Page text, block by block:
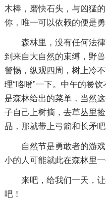
木棒，磨快石头，与凶猛
你，唯一可以依赖的便是勇
森林里，没有任何法
到来自大自然的束缚，野
警惕，纵观四周，树上冷
理“咯噔”一下。中午的餐
是森林给出的菜单，当然
子自己上树摘，去草丛里
品，那就带上弓箭和长矛吧
自然节是勇敢者的游
小的人可能就此在森林里一
来吧，给我们一天，
吧！